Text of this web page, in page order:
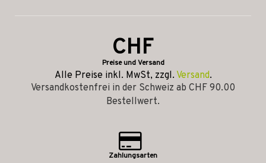
CHF
Preise und Versand
Alle Preise inkl. MwSt, zzgl. Versand.
Versandkostenfrei in der Schweiz ab CHF 90.00
Bestellwert.
Zahlungsarten